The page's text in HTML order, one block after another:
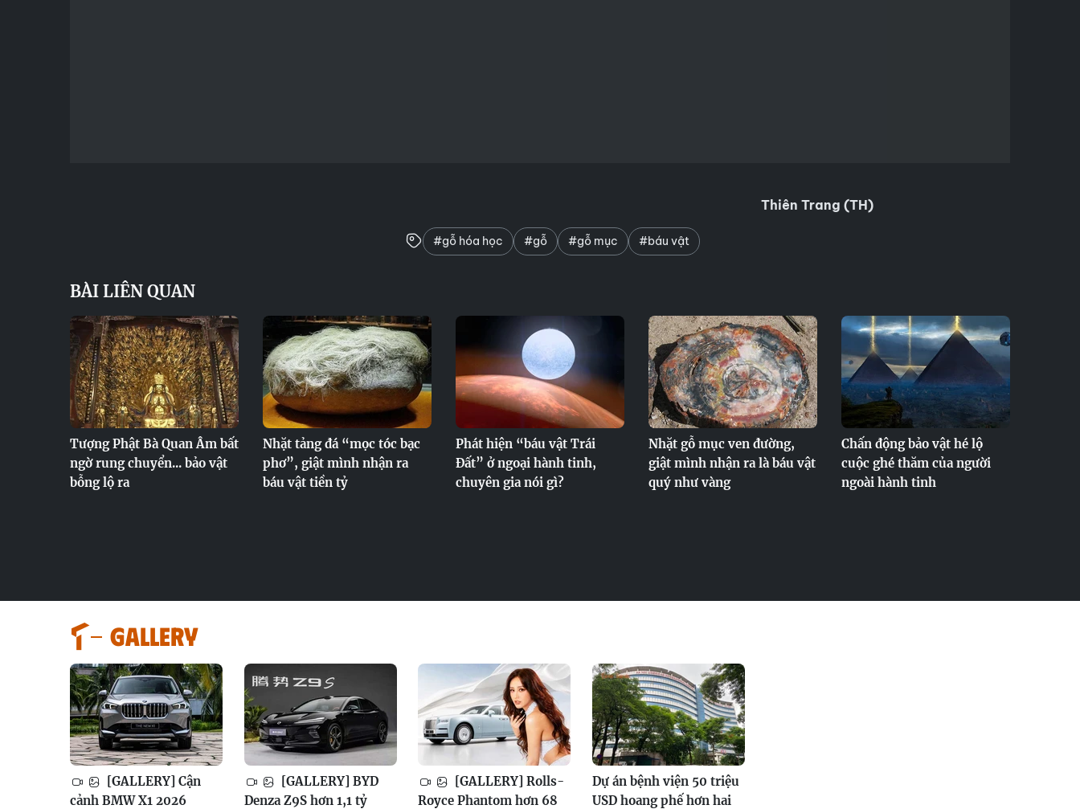
Thiên Trang (TH)
#gỗ hóa học #gỗ #gỗ mục #báu vật
BÀI LIÊN QUAN
Tượng Phật Bà Quan Âm bất
ngờ rung chuyển... bảo vật
bỗng lộ ra
Nhặt tảng đá “mọc tóc bạc
phơ”, giật mình nhận ra
báu vật tiền tỷ
Phát hiện “báu vật Trái
Đất” ở ngoại hành tinh,
chuyên gia nói gì?
Nhặt gỗ mục ven đường,
giật mình nhận ra là báu vật
quý như vàng
Chấn động bảo vật hé lộ
cuộc ghé thăm của người
ngoài hành tinh
GALLERY
[GALLERY] Cận
cảnh BMW X1 2026
[GALLERY] BYD
Denza Z9S hơn 1,1 tỷ
[GALLERY] Rolls-
Royce Phantom hơn 68
Dự án bệnh viện 50 triệu
USD hoang phế hơn hai